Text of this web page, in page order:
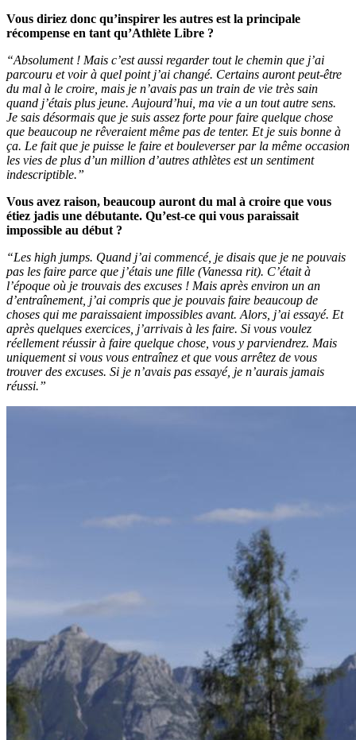
Vous diriez donc qu’inspirer les autres est la principale
récompense en tant qu’Athlète Libre ?
“Absolument ! Mais c’est aussi regarder tout le chemin que j’ai
parcouru et voir à quel point j’ai changé. Certains auront peut-être
du mal à le croire, mais je n’avais pas un train de vie très sain
quand j’étais plus jeune. Aujourd’hui, ma vie a un tout autre sens.
Je sais désormais que je suis assez forte pour faire quelque chose
que beaucoup ne rêveraient même pas de tenter. Et je suis bonne à
ça. Le fait que je puisse le faire et bouleverser par la même occasion
les vies de plus d’un million d’autres athlètes est un sentiment
indescriptible.”
Vous avez raison, beaucoup auront du mal à croire que vous
étiez jadis une débutante. Qu’est-ce qui vous paraissait
impossible au début ?
“Les high jumps. Quand j’ai commencé, je disais que je ne pouvais
pas les faire parce que j’étais une fille (Vanessa rit). C’était à
l’époque où je trouvais des excuses ! Mais après environ un an
d’entraînement, j’ai compris que je pouvais faire beaucoup de
choses qui me paraissaient impossibles avant. Alors, j’ai essayé. Et
après quelques exercices, j’arrivais à les faire. Si vous voulez
réellement réussir à faire quelque chose, vous y parviendrez. Mais
uniquement si vous vous entraînez et que vous arrêtez de vous
trouver des excuses. Si je n’avais pas essayé, je n’aurais jamais
réussi.”